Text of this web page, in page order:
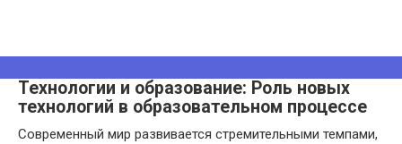
Технологии и образование: Роль новых
технологий в образовательном процессе
Современный мир развивается стремительными темпами,